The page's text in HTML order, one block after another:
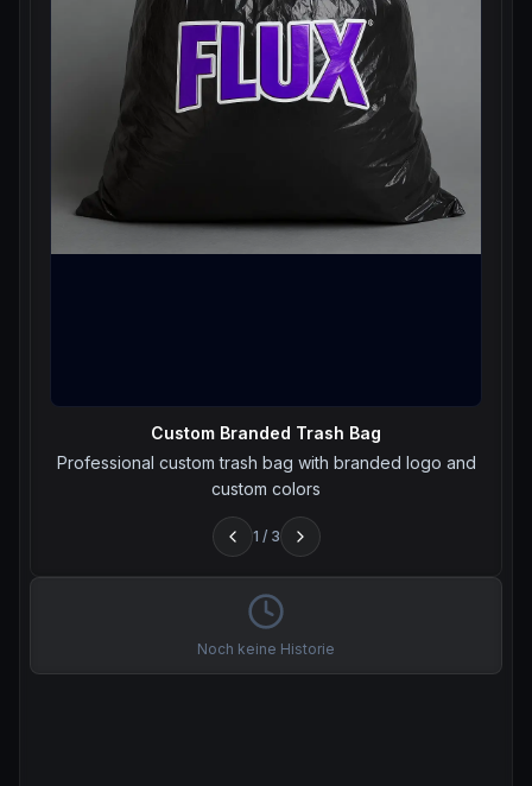
Custom Branded Trash Bag
Professional custom trash bag with branded logo and
custom colors
1 / 3
Noch keine Historie